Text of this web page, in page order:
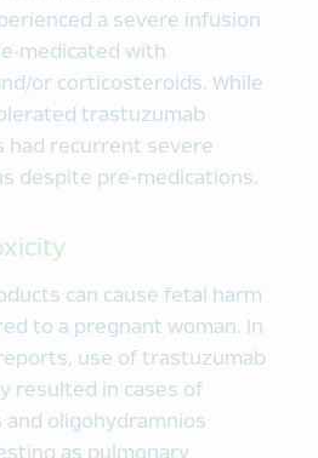
a severe infusion
with
or corticosteroids. While
trastuzumab
had recurrent severe
despite pre-medications.
can cause fetal harm
to a pregnant woman. In
use of trastuzumab
resulted in cases of
and oligohydramnios
as pulmonary